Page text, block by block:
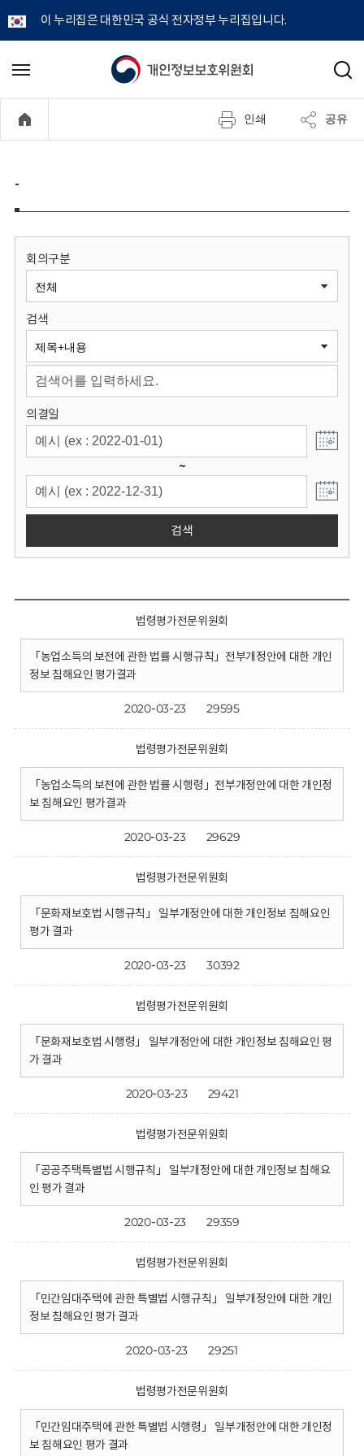
이 누리집은 대한민국 공식 전자정부 누리집입니다.
개
정
보
원
회
메
기
검
인쇄 공유
-
회의구분
검색
의결일
~
검색
법령평가전문위원회
「농업소득의 보전에 관한 법률 시행규칙」전부개정안에 대한 개인
정보 침해요인 평가결과
2020-03-23 29595
법령평가전문위원회
「농업소득의 보전에 관한 법률 시행령」전부개정안에 대한 개인정
보 침해요인 평가결과
2020-03-23 29629
법령평가전문위원회
「문화재보호법 시행규칙」 일부개정안에 대한 개인정보 침해요인
평가 결과
2020-03-23 30392
법령평가전문위원회
「문화재보호법 시행령」 일부개정안에 대한 개인정보 침해요인 평
가 결과
2020-03-23 29421
법령평가전문위원회
「공공주택특별법 시행규칙」 일부개정안에 대한 개인정보 침해요
인 평가 결과
2020-03-23 29359
법령평가전문위원회
「민간임대주택에 관한 특별법 시행규칙」 일부개정안에 대한 개인
정보 침해요인 평가 결과
2020-03-23 29251
법령평가전문위원회
「민간임대주택에 관한 특별법 시행령」 일부개정안에 대한 개인정
보 침해요인 평가 결과